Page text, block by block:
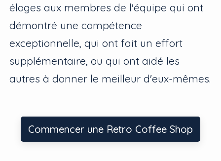
éloges aux membres de l'équipe qui ont
démontré une compétence
exceptionnelle, qui ont fait un effort
supplémentaire, ou qui ont aidé les
autres à donner le meilleur d'eux-mêmes.
Commencer une Retro Coffee Shop